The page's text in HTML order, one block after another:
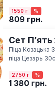
1550 г %
809 грн.
Сет Пʼять
Піца Козацька
піца Цезарь
2750 г %
1 380 грн.